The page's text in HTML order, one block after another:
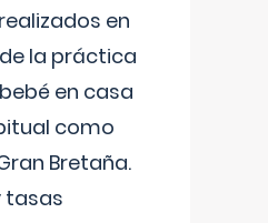
en
la práctica
en casa
como
Bretaña.
tasas